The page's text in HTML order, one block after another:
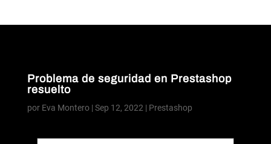
Problema de seguridad en Prestashop
resuelto
por Eva Montero| Sep 12, 2022 | Prestashop